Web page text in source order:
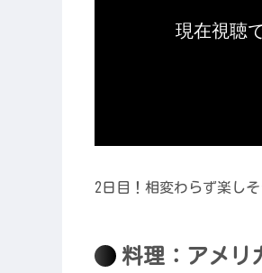
2日目！相変わらず楽し
料理：アメリ